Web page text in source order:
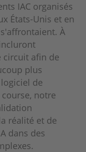
IAC organisés
États-Unis et en
À
circuit afin de
plus
de
notre
réalité et de
dans des